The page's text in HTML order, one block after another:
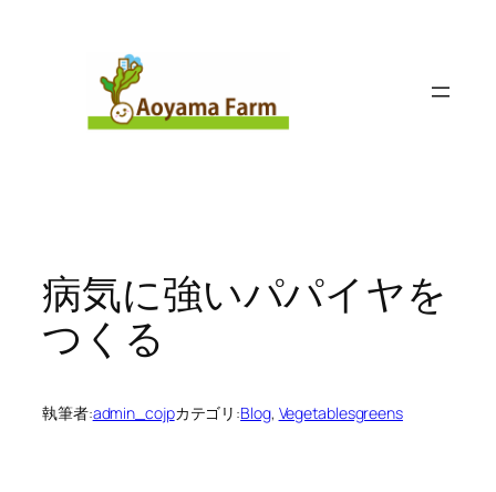
病気に強いパパイヤを
つくる
執筆者:admin_cojpカテゴリ:Blog, Vegetablesgreens